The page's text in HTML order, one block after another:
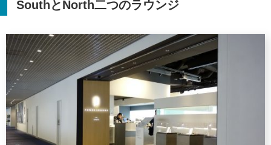
SouthとNorth二つのラウンジ